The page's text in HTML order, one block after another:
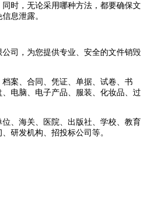
时，无论采用哪种方法，都要确保文
息泄露。
司，为您提供专业、安全的文件销毁
案、合同、凭证、单据、试卷、书
电脑、电子产品、服装、化妆品、过
、海关、医院、出版社、学校、教育
研发机构、招投标公司等。